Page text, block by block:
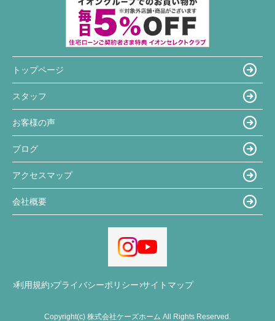
トップページ
スタッフ
お客様の声
ブログ
アクセスマップ
会社概要
利用規約 プライバシーポリシー サイトマップ
Copyright(c) 株式会社ケーズホーム All Rights Reserved.